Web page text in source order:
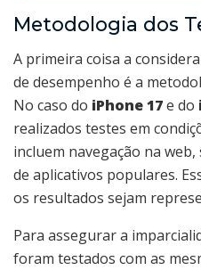
Metodologia dos
A primeira coisa a
de desempenho é a
No caso do iPhone 17e do
realizados testes em
incluem navegação na
de aplicativos populares.
os resultados sejam
Para assegurar a
foram testados com as